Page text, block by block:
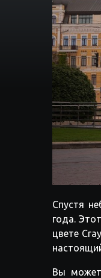
Спустя
года.
цвете
Вы